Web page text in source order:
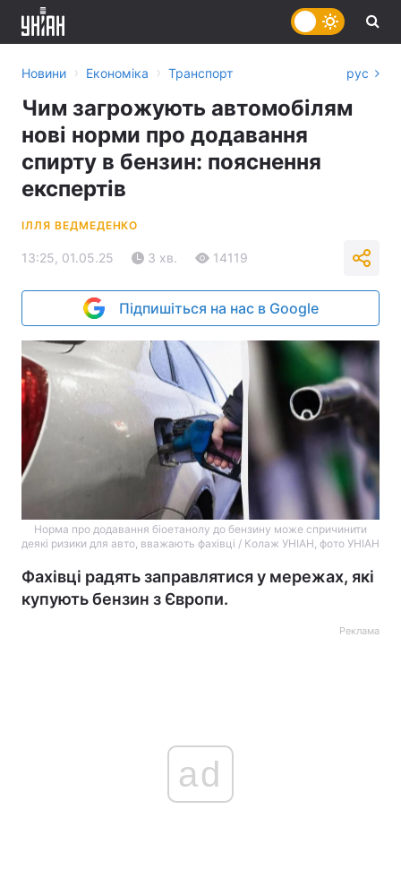
Новини › Економіка › Транспорт рус
Чим загрожують автомобілям
нові норми про додавання
спирту в бензин: пояснення
експертів
ІЛЛЯ ВЕДМЕДЕНКО
13:25, 01.05.25 3 хв. 14119
Підпишіться на нас в Google
Норма про додавання біоетанолу до бензину може спричинити
деякі ризики для авто, вважають фахівці / Колаж УНІАН, фото УНІАН
Фахівці радять заправлятися у мережах, які
купують бензин з Європи.
Реклама
ad